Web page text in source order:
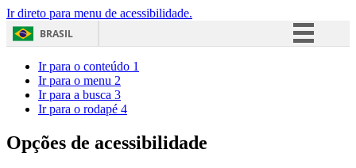
Ir direto para menu de acessibilidade.
BRASIL
Acesso à informação
Ir para o conteúdo 1
Ir para o menu 2
Ir para a busca 3
Ir para o rodapé 4
Opções de acessibilidade